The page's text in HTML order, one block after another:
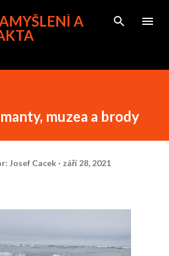
na hlavní obsah
A
muzea a brody
Josef Cacek září 28, 2021